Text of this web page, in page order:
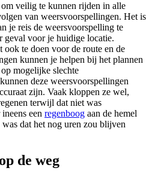
veilig te kunnen rijden in alle
van weersvoorspellingen. Het is
je reis de weersvoorspelling te
geval voor je huidige locatie.
ook te doen voor de route en de
kunnen je helpen bij het plannen
mogelijke slechte
deze weersvoorspellingen
zijn. Vaak kloppen ze wel,
terwijl dat niet was
een regenboog aan de hemel
dat het nog uren zou blijven
de weg